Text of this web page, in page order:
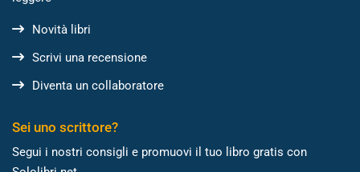
Novità libri
Scrivi una recensione
Diventa un collaboratore
Sei uno scrittore?
Segui i nostri consigli e promuovi il tuo libro gratis con